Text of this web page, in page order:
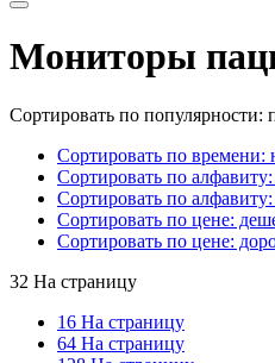
Мониторы
Сортировать по
Сортировать по
Сортировать по
Сортировать по
Сортировать по цене:
Сортировать по цене:
32 На страницу
16 На страницу
64 На страницу